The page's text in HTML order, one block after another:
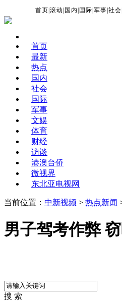
首页 |滚动 国内 国际 |军事 |社会
首页
最新
热点
国内
社会
国际
军事
文娱
体育
财经
访谈
港澳台侨
微视界
东北亚电视网
当前位置： 中新视频 > 热点新闻
男子驾考作弊
搜 索